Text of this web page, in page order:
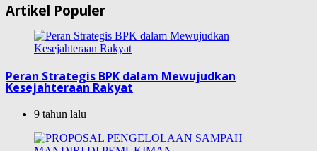
Artikel Populer
Peran Strategis BPK dalam Mewujudkan
Kesejahteraan Rakyat
9 tahun lalu